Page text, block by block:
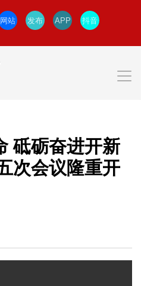
网站 发布 APP 抖音
砥砺奋进开新
次会议隆重开